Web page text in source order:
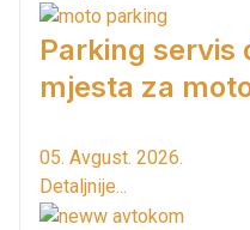
Parking servis
mjesta za
05. Avgust. 2026.
Detaljnije...